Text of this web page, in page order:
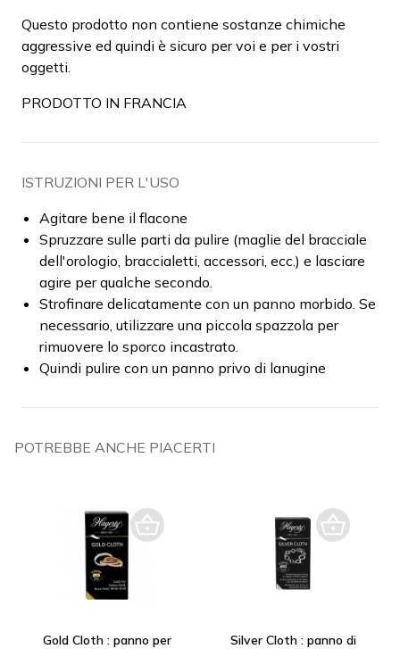
Questo prodotto non contiene sostanze chimiche
aggressive ed quindi è sicuro per voi e per i vostri
oggetti.
PRODOTTO IN FRANCIA
ISTRUZIONI PER L'USO
Agitare bene il flacone
Spruzzare sulle parti da pulire (maglie del bracciale
dell'orologio, braccialetti, accessori, ecc.) e lasciare
agire per qualche secondo.
Strofinare delicatamente con un panno morbido. Se
necessario, utilizzare una piccola spazzola per
rimuovere lo sporco incastrato.
Quindi pulire con un panno privo di lanugine
POTREBBE ANCHE PIACERTI
Gold Cloth : panno per
Silver Cloth : panno di